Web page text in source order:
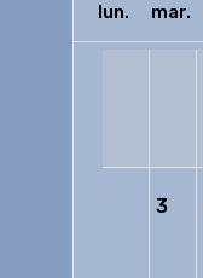
lun. mar.
3